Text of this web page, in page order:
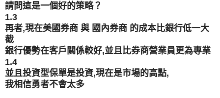
請問這是一個好的策略？
1.3
再者,現在美國券商 與 國內券商 的成本比銀行低一大
截
銀行優勢在客戶關係較好,並且比券商營業員更為專業
1.4
並且投資型保單是投資,現在是市場的高點,
我相信勇者不會太多